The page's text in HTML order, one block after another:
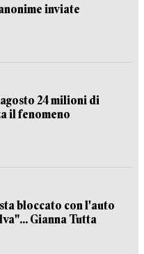
inviate
24 milioni di
il fenomeno
bloccato con l'auto
Gianna Tutta